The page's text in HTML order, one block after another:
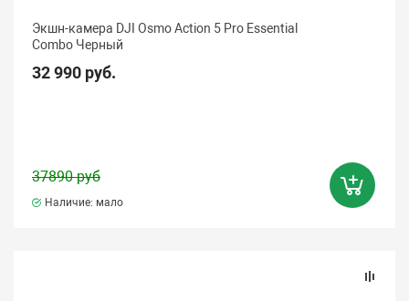
Экшн-камера DJI Osmo Action 5 Pro Essential
Combo Черный
32 990 руб.
37890 руб
Наличие: мало